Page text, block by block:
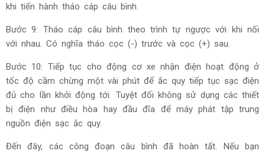
khi tiến hành tháo cáp câu bình.
Bước 9: Tháo cáp câu bình theo trình tự ngược với khi nối
với nhau. Có nghĩa tháo cọc (-) trước và cọc (+) sau.
Bước 10: Tiếp tục cho động cơ xe nhận điện hoạt động ở
tốc độ cầm chừng một vài phút để ắc quy tiếp tục sạc điện
đủ cho lần khởi động tới. Tuyệt đối không sử dụng các thiết
bị điện như điều hòa hay đầu đĩa để máy phát tập trung
nguồn điện sạc ắc quy.
Đến đây, các công đoạn câu bình đã hoàn tất. Nếu bạn